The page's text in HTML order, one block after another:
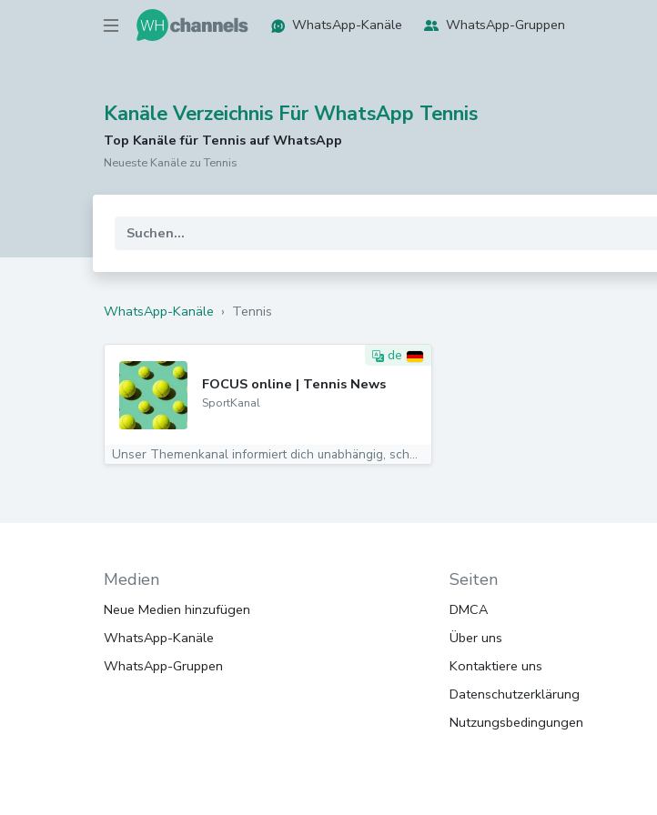
WhatsApp-Kanäle WhatsApp-Gruppen
Kanäle Verzeichnis Für WhatsApp Tennis
Top Kanäle für Tennis auf WhatsApp
Neueste Kanäle zu Tennis
WhatsApp-Kanäle › Tennis
de
FOCUS online | Tennis News
SportKanal
Unser Themenkanal informiert dich unabhängig, schnell und...
Medien
Neue Medien hinzufügen
WhatsApp-Kanäle
WhatsApp-Gruppen
Seiten
DMCA
Über uns
Kontaktiere uns
Datenschutzerklärung
Nutzungsbedingungen